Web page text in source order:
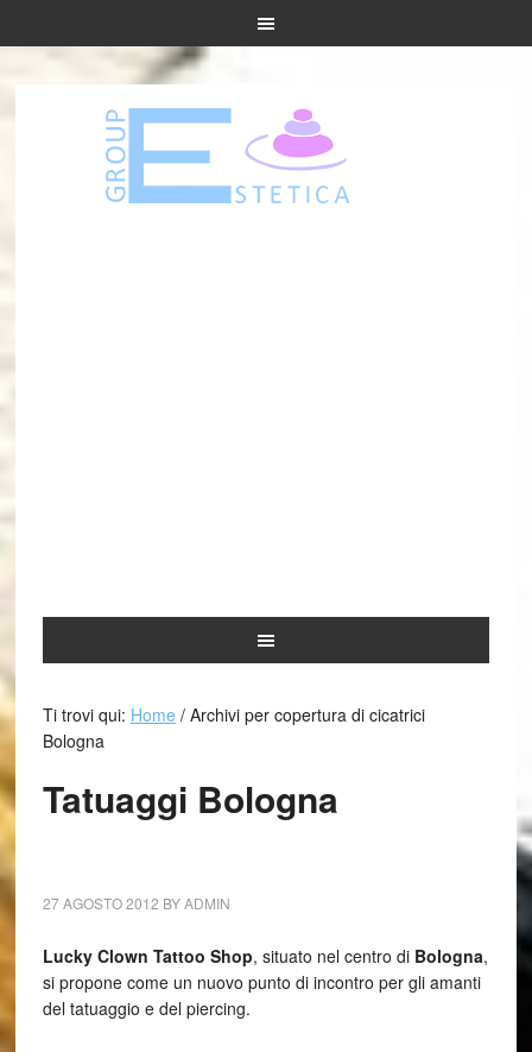
Ti trovi qui: Home /Archivi per copertura di cicatrici
Bologna
Tatuaggi Bologna
27 AGOSTO 2012 BYADMIN
Lucky Clown Tattoo Shop, situato nel centro di Bologna,
si propone come un nuovo punto di incontro per gli amanti
del tatuaggio e del piercing.